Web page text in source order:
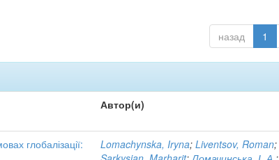
назад 1
Автор(и)
глобалізації:
Lomachynska, Iryna;Liventsov, Roman;